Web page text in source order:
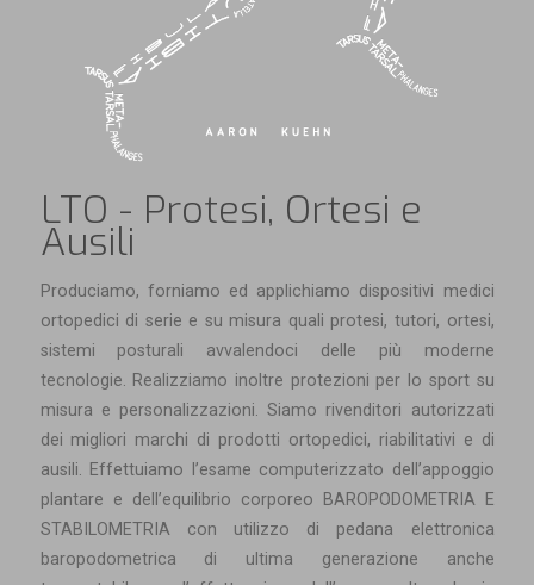
LTO - Protesi, Ortesi e
Ausili
Produciamo, forniamo ed applichiamo dispositivi medici
ortopedici di serie e su misura quali protesi, tutori, ortesi,
sistemi posturali avvalendoci delle più moderne
tecnologie. Realizziamo inoltre protezioni per lo sport su
misura e personalizzazioni. Siamo rivenditori autorizzati
dei migliori marchi di prodotti ortopedici, riabilitativi e di
ausili. Effettuiamo l’esame computerizzato dell’appoggio
plantare e dell’equilibrio corporeo BAROPODOMETRIA E
STABILOMETRIA con utilizzo di pedana elettronica
baropodometrica di ultima generazione anche